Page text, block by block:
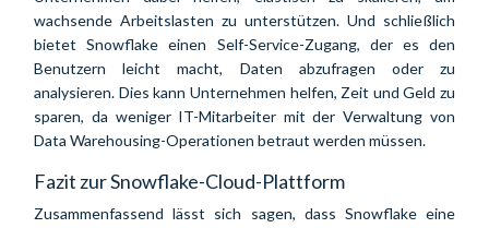
wachsende Arbeitslasten zu unterstützen. Und schließlich
bietet Snowflake einen Self-Service-Zugang, der es den
Benutzern leicht macht, Daten abzufragen oder zu
analysieren. Dies kann Unternehmen helfen, Zeit und Geld zu
sparen, da weniger IT-Mitarbeiter mit der Verwaltung von
Data Warehousing-Operationen betraut werden müssen.
Fazit zur Snowflake-Cloud-Plattform
Zusammenfassend lässt sich sagen, dass Snowflake eine